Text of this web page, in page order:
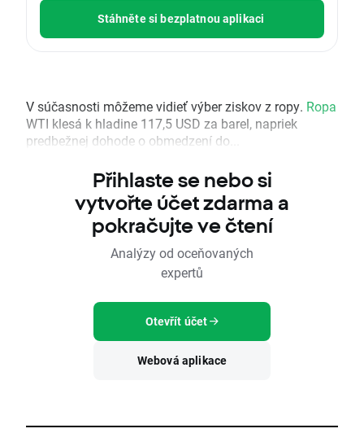
Stáhněte si bezplatnou aplikaci
V súčasnosti môžeme vidieť výber ziskov z ropy. Ropa
WTI klesá k hladine 117,5 USD za barel, napriek
predbežnej dohode o obmedzení do...
Přihlaste se nebo si
vytvořte účet zdarma a
pokračujte ve čtení
Analýzy od oceňovaných
expertů
Otevřít účet
Webová aplikace